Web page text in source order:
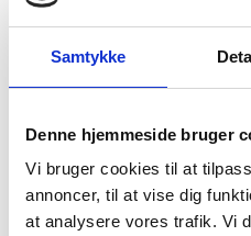
Samtykke
Denne hjemmeside bruger
Vi bruger cookies til at
annoncer, til at vise dig
at analysere vores trafik. Vi
Status
Aktiv
Uoplyst
Formål
Uoplyst
Tegningsregel
Uoplyst